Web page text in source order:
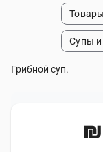
Супы и
Грибной суп.